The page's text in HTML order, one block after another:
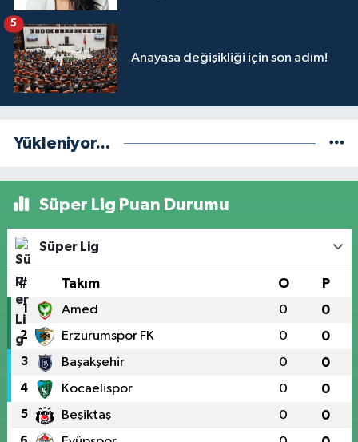
Anayasa değişikliği için son adım!
5
Yükleniyor...
Süper Lig Puan Durumu
Süper Lig
# Takım O P
1 Amed 0 0
2 Erzurumspor FK 0 0
3 Başakşehir 0 0
4 Kocaelispor 0 0
5 Beşiktaş 0 0